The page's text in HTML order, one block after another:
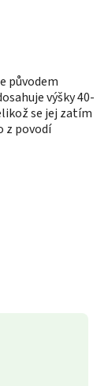
původem
výšky 40-
se jej zatím
z povodí